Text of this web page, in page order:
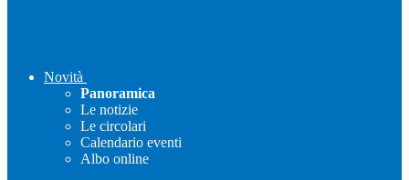
Novità
Panoramica
Le notizie
Le circolari
Calendario eventi
Albo online